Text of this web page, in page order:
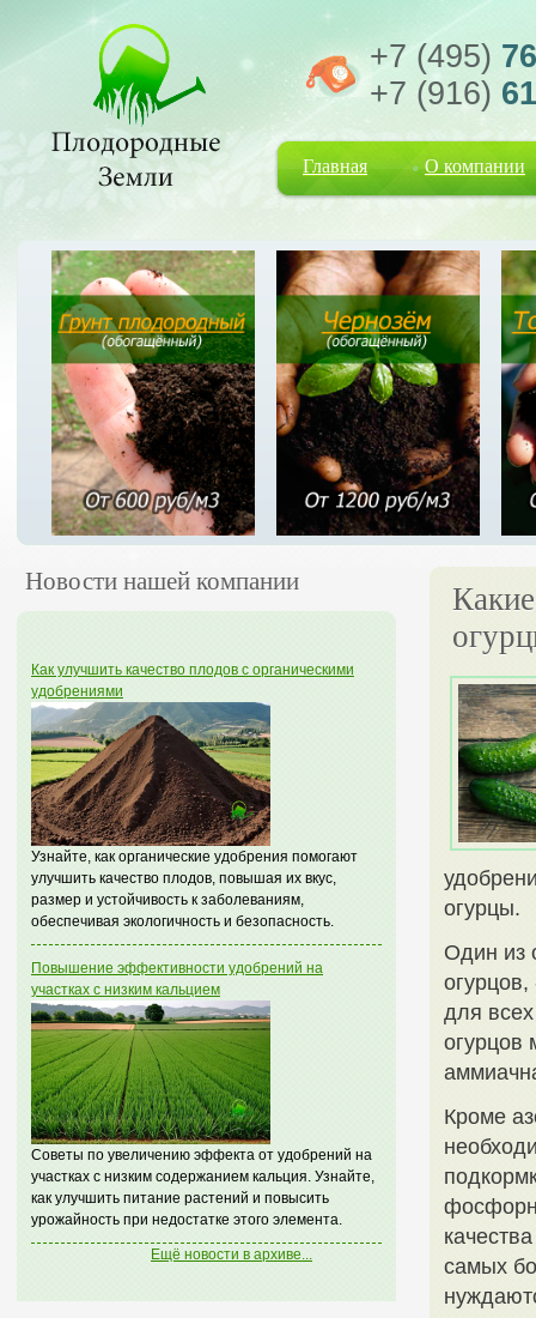
+7 (495)
+7 (916)
Главная О компании
Новости нашей компании
Как улучшить качество плодов с органическими
удобрениями
Узнайте, как органические удобрения помогают
улучшить качество плодов, повышая их вкус,
размер и устойчивость к заболеваниям,
обеспечивая экологичность и безопасность.
Повышение эффективности удобрений на
участках с низким кальцием
Советы по увеличению эффекта от удобрений на
участках с низким содержанием кальция. Узнайте,
как улучшить питание растений и повысить
урожайность при недостатке этого элемента.
Ещё новости в архиве...
огурцы.
Один из
для всех
огурцов
Кроме
самых